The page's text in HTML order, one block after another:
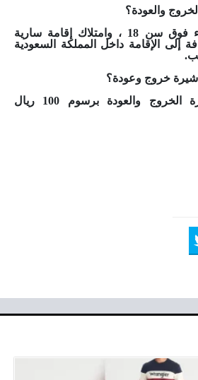
والعودة؟
يقوم بعمل إنشاء فوق سن 18 ، وامتلاك إقامة سارية
إلى الإقامة داخل المملكة السعودية
خروج وعودة؟
يتم تمديد تأشيرة الخروج والعودة برسوم 100 ريال